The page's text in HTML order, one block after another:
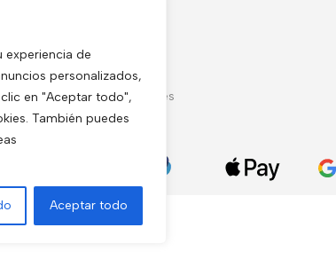
experiencia de
personalizados,
en "Aceptar todo",
También puedes
Aceptar todo
de
Condiciones Generales
Política de Cookies